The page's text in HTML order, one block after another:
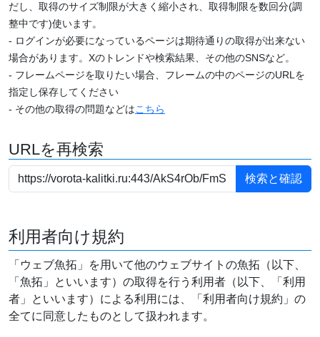
だし、取得のサイズ制限が大きく縮小され、取得制限を数回分(調
整中です)使います。
- ログインが必要になっているページは期待通りの取得が出来ない
場合があります。Xのトレンドや検索結果、その他のSNSなど。
- フレームページを取りたい場合、フレームの中のページのURLを
指定し保存してください
- その他の取得の問題などはこちら
URLを再検索
利用者向け規約
「ウェブ魚拓」を用いて他のウェブサイトの魚拓（以下、
「魚拓」といいます）の取得を行う利用者（以下、「利用
者」といいます）による利用には、「利用者向け規約」の
全てに同意したものとして扱われます。